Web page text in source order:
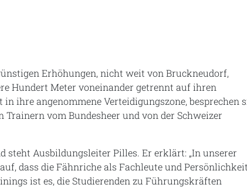
Erhöhungen, nicht weit von Bruckneudorf,
Hundert Meter voneinander getrennt auf ihren
ihre angenommene Verteidigungszone, besprechen
vom Bundesheer und von der Schweizer
steht Ausbildungsleiter Pilles. Er erklärt: „In unserer
dass die Fähnriche als Fachleute und
ist es, die Studierenden zu Führungskräften